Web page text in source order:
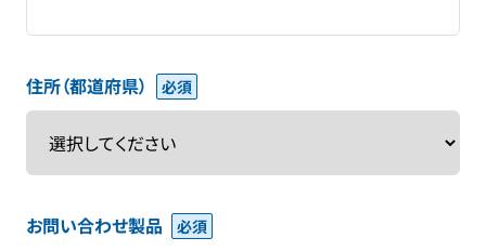
住所（都道府県）
お問い合わせ製品